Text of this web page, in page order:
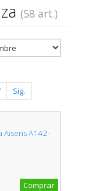
(58 art.)
Sig.
Aisens A142-
Comprar